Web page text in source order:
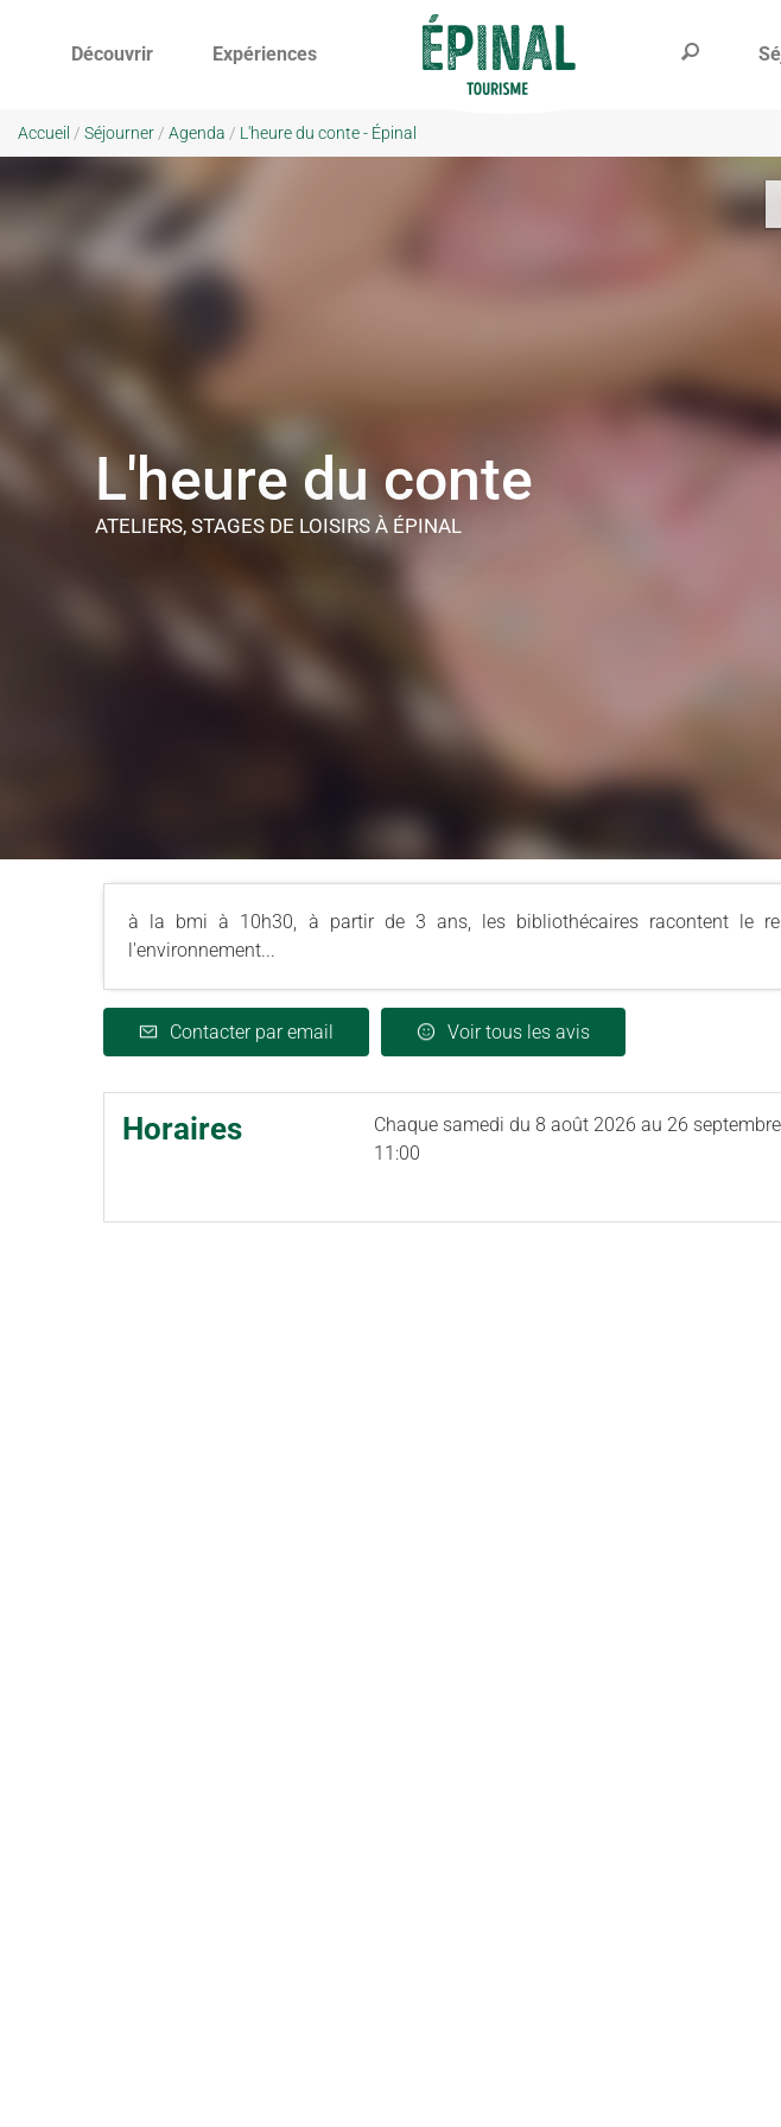
Découvrir Expériences
Accueil / Séjourner / Agenda / L'heure du conte - Épinal
L'heure du conte
ATELIERS, STAGES DE LOISIRS À ÉPINAL
à la bmi à 10h30, à partir de 3 ans, les bibliothécaires racontent le
l'environnement...
Contacter par email Voir tous les avis
Horaires Chaque samedi du 8 août 2026 au 26
11:00